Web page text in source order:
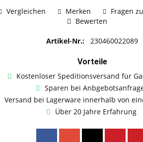
Vergleichen Merken
Fragen
Bewerten
Artikel-Nr.: 230460022089
Vorteile
Kostenloser Speditionsversand für
Sparen bei
Versand bei Lagerware innerhalb von
Über 20 Jahre Erfahrung